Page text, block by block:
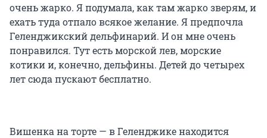
очень жарко. Я подумала, как там жарко зверям, и
ехать туда отпало всякое желание. Я предпочла
Геленджикский дельфинарий. И он мне очень
понравился. Тут есть морской лев, морские
котики и, конечно, дельфины. Детей до четырех
лет сюда пускают бесплатно.
Вишенка на торте — в Геленджике находится